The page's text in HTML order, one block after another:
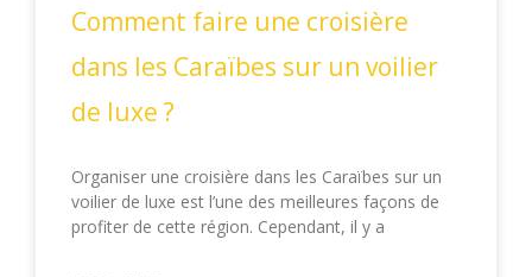
Comment faire une croisière
dans les Caraïbes sur un voilier
de luxe ?
Organiser une croisière dans les Caraïbes sur un
voilier de luxe est l’une des meilleures façons de
profiter de cette région. Cependant, il y a